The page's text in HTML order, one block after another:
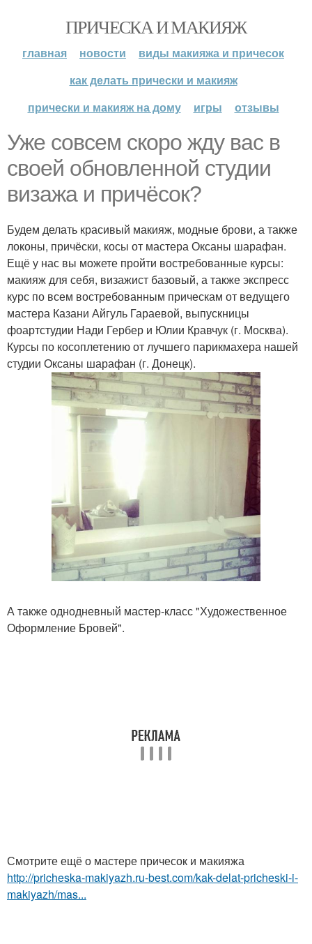
ПРИЧЕСКА И МАКИЯЖ
главная новости
виды макияжа и причесок
как делать прически и макияж
прически и макияж на дому
игры отзывы
Уже совсем скоро жду вас в
своей обновленной студии
визажа и причёсок?
Будем делать красивый макияж, модные брови, а также
локоны, причёски, косы от мастера Оксаны шарафан.
Ещё у нас вы можете пройти востребованные курсы:
макияж для себя, визажист базовый, а также экспресс
курс по всем востребованным прическам от ведущего
мастера Казани Айгуль Гараевой, выпускницы
фоартстудии Нади Гербер и Юлии Кравчук (г. Москва).
Курсы по косоплетению от лучшего парикмахера нашей
студии Оксаны шарафан (г. Донецк).
А также однодневный мастер-класс "Художественное
Оформление Бровей".
Смотрите ещё о мастере причесок и макияжа
http://pricheska-makiyazh.ru-best.com/kak-delat-pricheski-i-
makiyazh/mas...